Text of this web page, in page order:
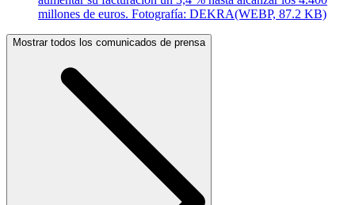
millones de euros. Fotografía: DEKRA(WEBP, 87.2 KB)
Mostrar todos los comunicados de prensa